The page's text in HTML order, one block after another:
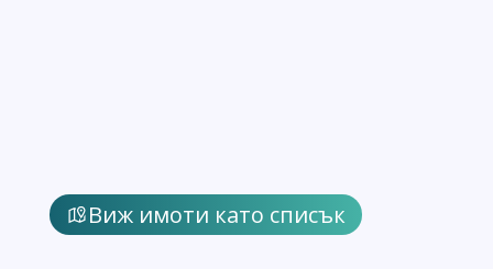
Виж имоти като списък